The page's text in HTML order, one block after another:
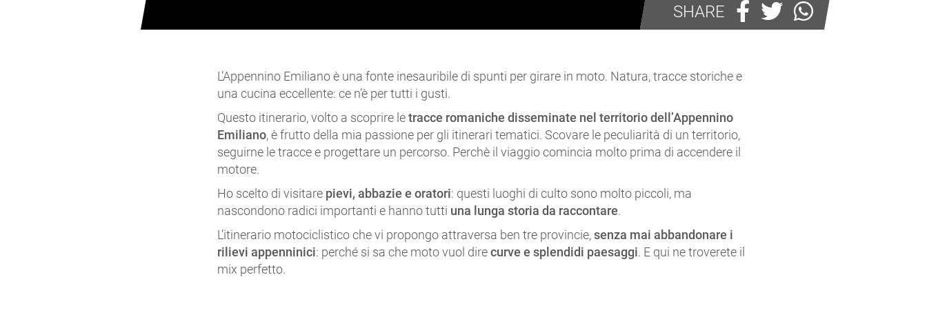
SHARE
L’Appennino Emiliano è una fonte inesauribile di spunti per girare in moto. Natura, tracce storiche e
una cucina eccellente: ce n’è per tutti i gusti.
Questo itinerario, volto a scoprire letracce romaniche disseminate nel territorio dell’Appennino
Emiliano, è frutto della mia passione per gli itinerari tematici. Scovare le peculiarità di un territorio,
seguirne le tracce e progettare un percorso. Perchè il viaggio comincia molto prima di accendere il
motore.
Ho scelto di visitare pievi, abbazie e oratori: questi luoghi di culto sono molto piccoli, ma
nascondono radici importanti e hanno tutti una lunga storia da raccontare.
L’itinerario motociclistico che vi propongo attraversa ben tre provincie,senza mai abbandonare i
rilievi appenninici: perché si sa che moto vuol direcurve e splendidi paesaggi. E qui ne troverete il
mix perfetto.